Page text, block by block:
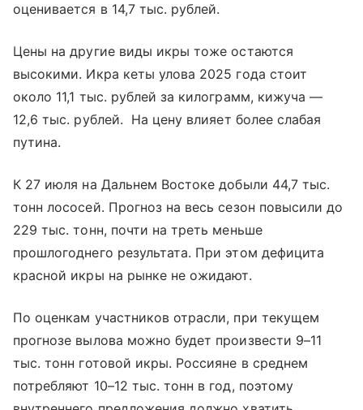
оценивается в 14,7 тыс. рублей.
Цены на другие виды икры тоже остаются
высокими. Икра кеты улова 2025 года стоит
около 11,1 тыс. рублей за килограмм, кижуча —
12,6 тыс. рублей. На цену влияет более слабая
путина.
К 27 июля на Дальнем Востоке добыли 44,7 тыс.
тонн лососей. Прогноз на весь сезон повысили до
229 тыс. тонн, почти на треть меньше
прошлогоднего результата. При этом дефицита
красной икры на рынке не ожидают.
По оценкам участников отрасли, при текущем
прогнозе вылова можно будет произвести 9–11
тыс. тонн готовой икры. Россияне в среднем
потребляют 10–12 тыс. тонн в год, поэтому